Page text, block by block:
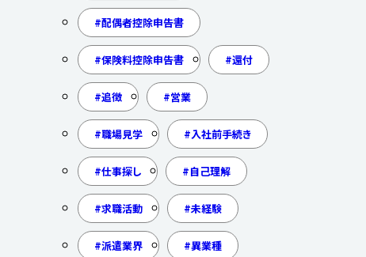
配偶者控除申告書
保険料控除申告書 還付
追徴 営業
職場見学 入社前手続き
仕事探し 自己理解
求職活動 未経験
派遣業界 異業種